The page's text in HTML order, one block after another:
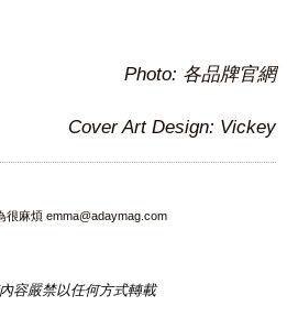
Photo: 各品牌官網
Cover Art Design: Vickey
很麻煩 emma@adaymag.com
容嚴禁以任何方式轉載